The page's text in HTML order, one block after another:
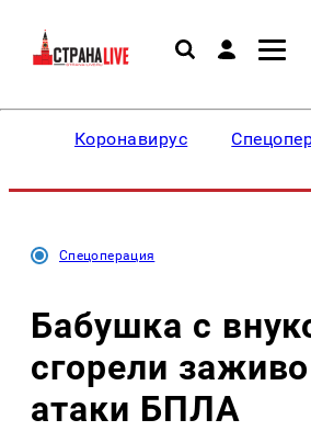
Коронавирус
Спецоперация
Бабушка с
сгорели
атаки БПЛА